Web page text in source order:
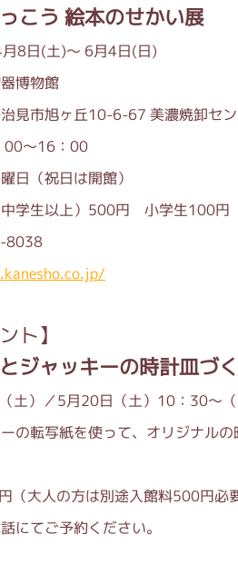
こう 絵本のせかい展
8日(土)～ 6月4日(日)
博物館
市旭ヶ丘10-6-67 美濃焼卸セン
00～16：00
日（祝日は開館）
中学生以上）500円 小学生100
8038
ト】
ジャッキーの時計皿づ
土）／5月20日（土）10：30～
の転写紙を使って、オリジナル
（大人の方は別途入館料500円必
にてご予約ください。